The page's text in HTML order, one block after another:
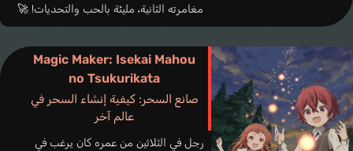
مغامرته الثانية، مليئة بالحب والتحديات! 🚀
Magic Maker: Isekai Mahou
no Tsukurikata
صانع السحر: كيفية إنشاء السحر في
عالم آخر
رجل في الثلاثين من عمره كان يرغب في